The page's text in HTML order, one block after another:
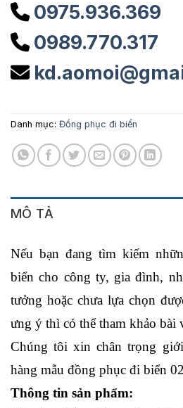
0975.936.369
0989.770.317
Danh mục: Đồng phục đi biển
MÔ TẢ
Nếu bạn đang tìm kiếm
biển cho công ty, gia đình,
tưởng hoặc chưa lựa chọn
ưng ý thì có thể tham khảo bài
Chúng tôi xin chân trọng
hàng mẫu đồng phục đi biển
Thông tin sản phẩm: